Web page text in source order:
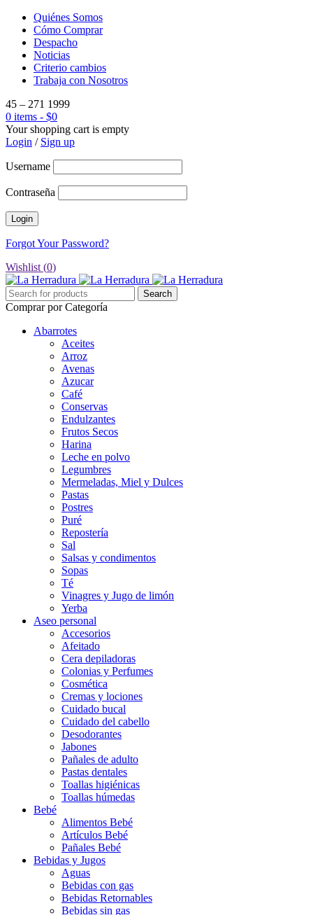
Quiénes Somos
Cómo Comprar
Despacho
Noticias
Criterio cambios
Trabaja con Nosotros
45 – 271 1999
0 items - $0
Your shopping cart is empty
Login / Sign up
Username
Contraseña
Forgot Your Password?
Wishlist (0)
Comprar por Categoría
Abarrotes
Aceites
Arroz
Avenas
Azucar
Café
Conservas
Endulzantes
Frutos Secos
Harina
Leche en polvo
Legumbres
Mermeladas, Miel y Dulces
Pastas
Postres
Puré
Repostería
Sal
Salsas y condimentos
Sopas
Té
Vinagres y Jugo de limón
Yerba
Aseo personal
Accesorios
Afeitado
Cera depiladoras
Colonias y Perfumes
Cosmética
Cremas y lociones
Cuidado bucal
Cuidado del cabello
Desodorantes
Jabones
Pañales de adulto
Pastas dentales
Toallas higiénicas
Toallas húmedas
Bebé
Alimentos Bebé
Artículos Bebé
Pañales Bebé
Bebidas y Jugos
Aguas
Bebidas con gas
Bebidas Retornables
Bebidas sin gas